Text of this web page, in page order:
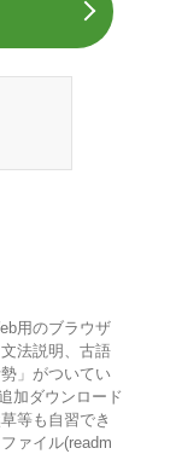
用のブラウザ
法説明、古語
」がついてい
加ダウンロード
等も自習でき
ァイル(readm